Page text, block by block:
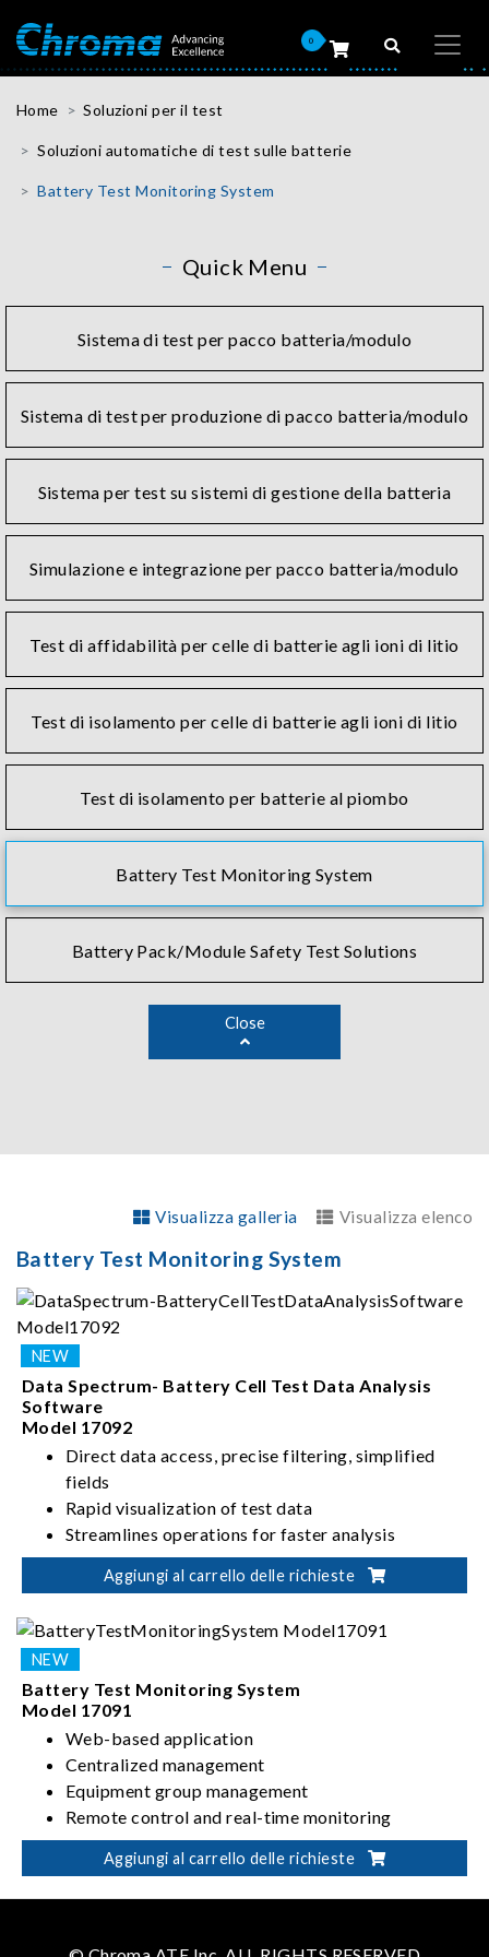
0
Home Soluzioni per il test
Soluzioni automatiche di test sulle batterie
Battery Test Monitoring System
Quick Menu
Sistema di test per pacco batteria/modulo
Sistema di test per produzione di pacco batteria/modulo
Sistema per test su sistemi di gestione della batteria
Simulazione e integrazione per pacco batteria/modulo
Test di affidabilità per celle di batterie agli ioni di litio
Test di isolamento per celle di batterie agli ioni di litio
Test di isolamento per batterie al piombo
Battery Test Monitoring System
Battery Pack/Module Safety Test Solutions
Close
Visualizza galleria Visualizza elenco
Battery Test Monitoring System
Data Spectrum- Battery Cell Test Data Analysis
Software
Model 17092
Direct data access, precise filtering, simplified
fields
Rapid visualization of test data
Streamlines operations for faster analysis
Flexible report editing & management
Aggiungi al carrello delle richieste
Battery Test Monitoring System
Model 17091
Web-based application
Centralized management
Equipment group management
Remote control and real-time monitoring
Aggiungi al carrello delle richieste